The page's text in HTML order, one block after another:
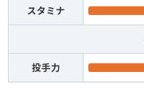
スタミナ
投手力